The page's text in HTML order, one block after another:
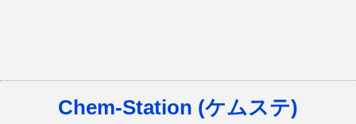
Chem-Station (ケムステ)